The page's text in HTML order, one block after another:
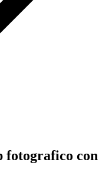
fotografico con